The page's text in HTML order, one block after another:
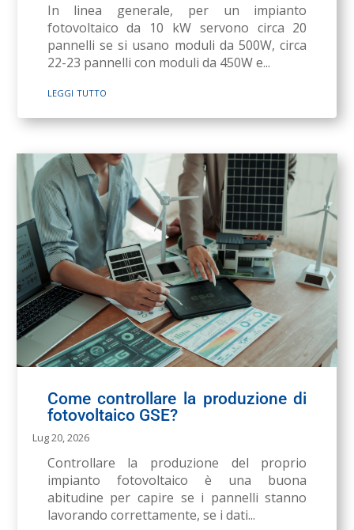
In linea generale, per un impianto
fotovoltaico da 10 kW servono circa 20
pannelli se si usano moduli da 500W, circa
22-23 pannelli con moduli da 450W e...
leggi tutto
Come controllare la produzione di
fotovoltaico GSE?
Lug 20, 2026
Controllare la produzione del proprio
impianto fotovoltaico è una buona
abitudine per capire se i pannelli stanno
lavorando correttamente, se i dati...